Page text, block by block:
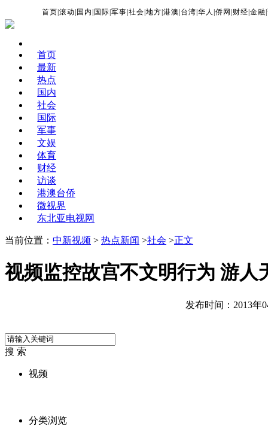
首页 |滚动 国内 国际 |军事 |社会 |地方 |港澳 台湾 |华人 |侨网 财经 |金融 |
首页
最新
热点
国内
社会
国际
军事
文娱
体育
财经
访谈
港澳台侨
微视界
东北亚电视网
当前位置： 中新视频 > 热点新闻 >社会 >正文
视频监控故宫不文明行为 游人
发布时间：2013年
搜 索
视频
分类浏览